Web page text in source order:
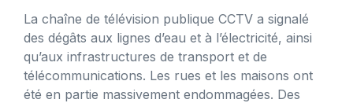
La chaîne de télévision publique CCTV a signalé
des dégâts aux lignes d’eau et à l’électricité, ainsi
qu’aux infrastructures de transport et de
télécommunications. Les rues et les maisons ont
été en partie massivement endommagées. Des